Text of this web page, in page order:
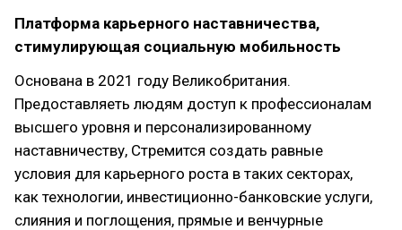
Платформа карьерного наставничества,
стимулирующая социальную мобильность
Основана в 2021 году Великобритания.
Предоставляеть людям доступ к профессионалам
высшего уровня и персонализированному
наставничеству, Стремится создать равные
условия для карьерного роста в таких секторах,
как технологии, инвестиционно-банковские услуги,
слияния и поглощения, прямые и венчурные